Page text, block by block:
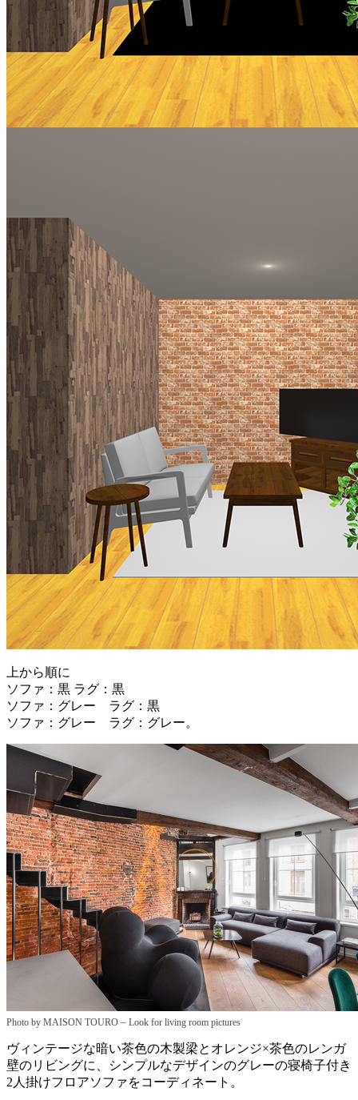
上から順に
ソファ：黒 ラグ：黒
ソファ：グレー ラグ：黒
ソファ：グレー ラグ：グレー。
Photo by MAISON TOURO – Look for living room pictures
ヴィンテージな暗い茶色の木製梁とオレンジ×茶色のレンガ
壁のリビングに、シンプルなデザインのグレーの寝椅子付き
2人掛けフロアソファをコーディネート。